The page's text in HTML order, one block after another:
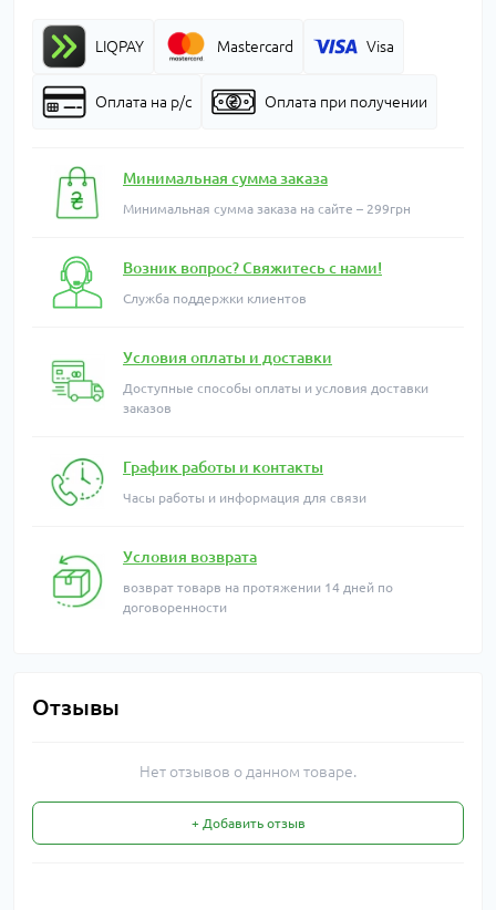
LIQPAY Mastercard Visa
Оплата на р/с Оплата при получении
Минимальная сумма заказа
Минимальная сумма заказа на сайте – 299грн
Возник вопрос? Свяжитесь с нами!
Служба поддержки клиентов
Условия оплаты и доставки
Доступные способы оплаты и условия доставки
заказов
График работы и контакты
Часы работы и информация для связи
Условия возврата
возврат товарв на протяжении 14 дней по
договоренности
Отзывы
Нет отзывов о данном товаре.
+ Добавить отзыв